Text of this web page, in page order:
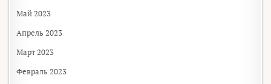
Май 2023
Апрель 2023
Март 2023
Февраль 2023